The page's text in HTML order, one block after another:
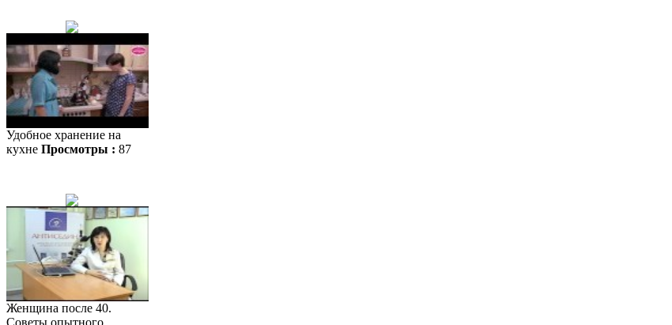
Удобное хранение на
кухне Просмотры : 87
Женщина после 40.